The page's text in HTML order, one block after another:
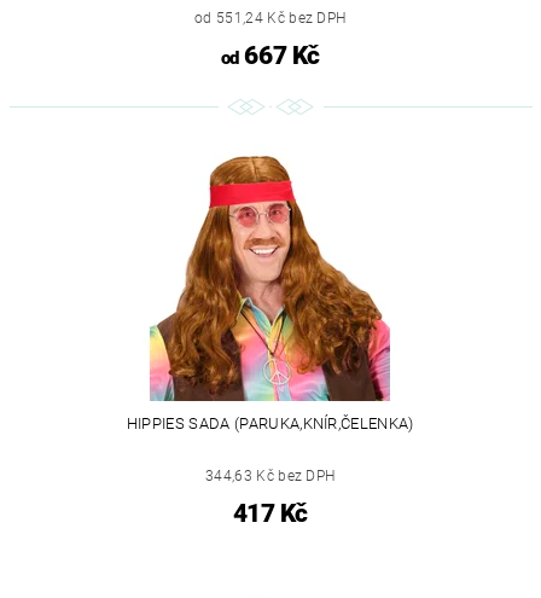
od 551,24 Kč bez DPH
od667 Kč
HIPPIES SADA (PARUKA,KNÍR,ČELENKA)
344,63 Kč bez DPH
417 Kč